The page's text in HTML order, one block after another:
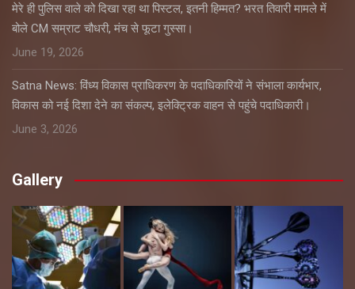
मेरे ही पुलिस वाले को दिखा रहा था पिस्टल, इतनी हिम्मत? भरत तिवारी मामले में
बोले CM सम्राट चौधरी, मंच से फूटा गुस्सा।
June 19, 2026
Satna News: विंध्य विकास प्राधिकरण के पदाधिकारियों ने संभाला कार्यभार,
विकास को नई दिशा देने का संकल्प, इलेक्ट्रिक वाहन से पहुंचे पदाधिकारी।
June 3, 2026
Gallery